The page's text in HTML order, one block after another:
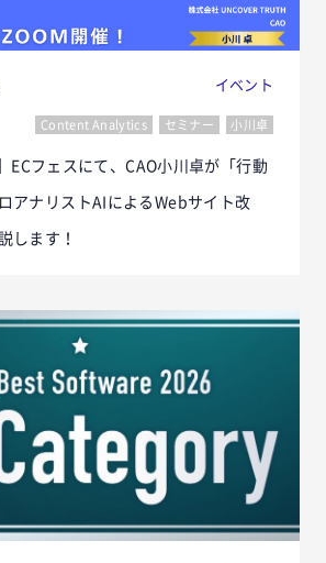
イベント
Content Analytics セミナー 小川卓
ECフェスにて、CAO小川卓が「行動
アナリストAIによるWebサイト改
します！